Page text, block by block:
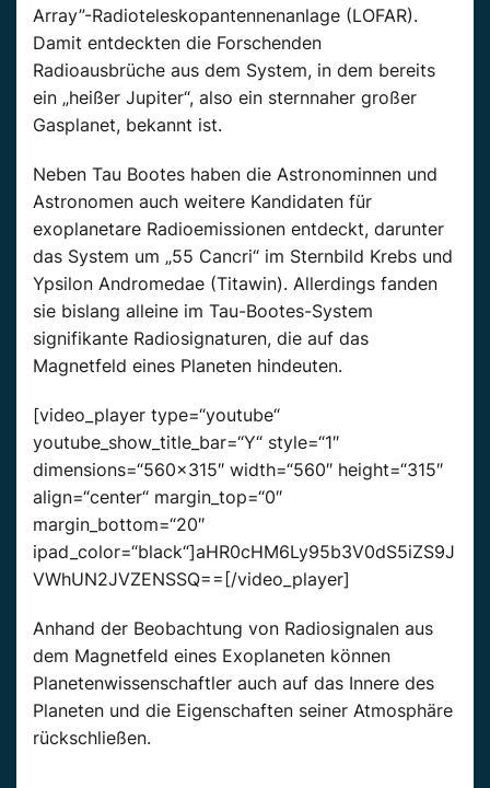
Array”-Radioteleskopantennenanlage (LOFAR).
Damit entdeckten die Forschenden
Radioausbrüche aus dem System, in dem bereits
ein „heißer Jupiter“, also ein sternnaher großer
Gasplanet, bekannt ist.
Neben Tau Bootes haben die Astronominnen und
Astronomen auch weitere Kandidaten für
exoplanetare Radioemissionen entdeckt, darunter
das System um „55 Cancri“ im Sternbild Krebs und
Ypsilon Andromedae (Titawin). Allerdings fanden
sie bislang alleine im Tau-Bootes-System
signifikante Radiosignaturen, die auf das
Magnetfeld eines Planeten hindeuten.
[video_player type=“youtube“
youtube_show_title_bar=“Y“ style=“1″
dimensions=“560×315″ width=“560″ height=“315″
align=“center“ margin_top=“0″
margin_bottom=“20″
ipad_color=“black“]aHR0cHM6Ly95b3V0dS5iZS9J
VWhUN2JVZENSSQ==[/video_player]
Anhand der Beobachtung von Radiosignalen aus
dem Magnetfeld eines Exoplaneten können
Planetenwissenschaftler auch auf das Innere des
Planeten und die Eigenschaften seiner Atmosphäre
rückschließen.